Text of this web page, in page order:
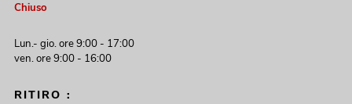
Chiuso
Lun.- gio. ore 9:00 - 17:00
ven. ore 9:00 - 16:00
RITIRO :